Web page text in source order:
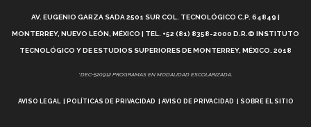
¿Cómo es el Modelo Educativo Tec? (video)
Vida Tec: Feminismo e Inteligencia Artificial, Paola
AV. EUGENIO GARZA SADA 2501 SUR COL. TECNOLÓGICO C.P. 64849 |
MONTERREY, NUEVO LEÓN, MÉXICO | TEL. +52 (81) 8358-2000 D.R.© INSTITUTO
TECNOLÓGICO Y DE ESTUDIOS SUPERIORES DE MONTERREY, MÉXICO. 2018
*DEC-520912 PROGRAMAS EN MODALIDAD ESCOLARIZADA.
AVISO LEGAL POLÍTICAS DE PRIVACIDAD AVISO DE PRIVACIDAD SOBRE EL SITIO